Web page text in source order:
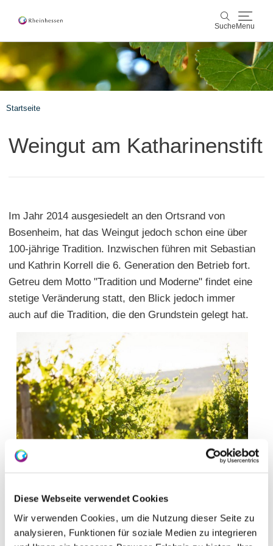
Diese Webseite verwendet Cookies
Wir verwenden Cookies, um die Nutzung dieser Seite zu
analysieren, Funktionen für soziale Medien zu integrieren
Suche Menu
Suche
Wein & Genuss
ShopRheinhessen-Blog Karte
Startseite
Weingut am Katharinenstift
Im Jahr 2014 ausgesiedelt an den Ortsrand von
Bosenheim, hat das Weingut jedoch schon eine über
100-jährige Tradition. Inzwischen führen mit Sebastian
und Kathrin Korrell die 6. Generation den Betrieb fort.
Getreu dem Motto "Tradition und Moderne" findet eine
stetige Veränderung statt, den Blick jedoch immer
auch auf die Tradition, die den Grundstein gelegt hat.